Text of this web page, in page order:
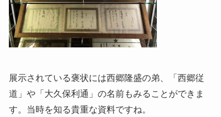
展示されている褒状には西郷隆盛の弟、「西郷従
道」や「大久保利通」の名前もみることができま
す。当時を知る貴重な資料ですね。